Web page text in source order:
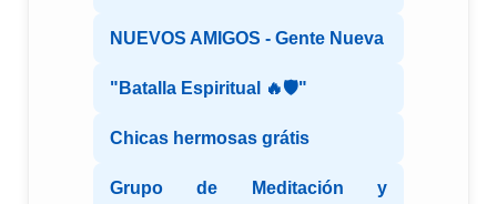
NUEVOS AMIGOS - Gente Nueva
"Batalla Espiritual 🔥🛡️"
Chicas hermosas grátis
Grupo de Meditación y